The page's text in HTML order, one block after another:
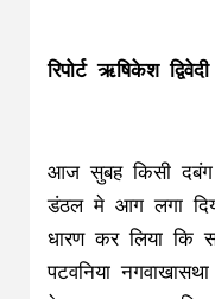
रिपोर्ट ऋषिकेश द्विवेदी
आज सुबह किसी
डंठल मे आग लगा
धारण कर लिया कि
पटवनिया